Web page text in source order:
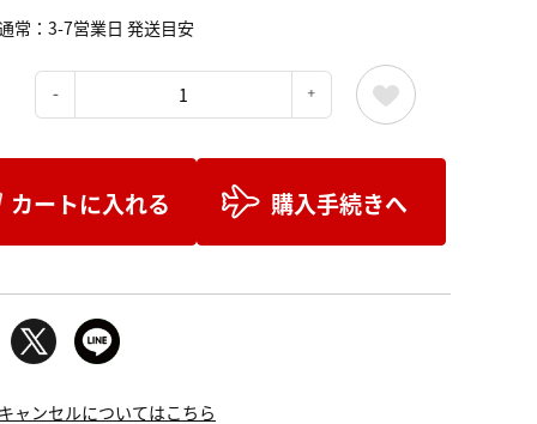
常：3-7営業日 発送目安
カートに入れる 購入手続きへ
ャンセルについてはこちら